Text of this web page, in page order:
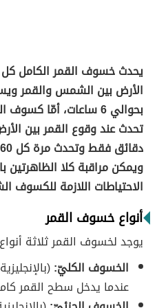
الأرض بين الشمس والقمر
بحوالي 6 ساعات، أمّا
تحدث عند وقوع القمر بين
ويمكن مراقبة كلا الظاهرتين
الاحتياطات اللازمة للكسوف
أنواع خسوف القمر
يوجد لخسوف القمر ثلاثة
الخسوف الكليّ:
عندما يدخل سطح القمر